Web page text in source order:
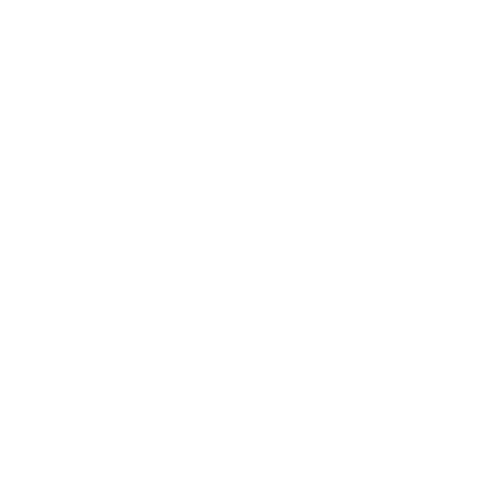
了承ください。
をご了承くださ
です。
ず変更すること
) : 1000ppm、
、